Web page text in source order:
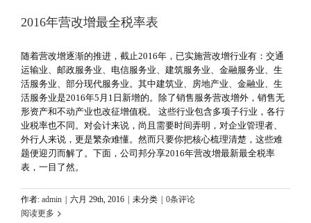
2016年营改增最全税率表
随着营改增逐渐的推进，截止2016年，已实施营改增行业有：交通
运输业、邮政服务业、电信服务业、建筑服务业、金融服务业、生
活服务业、部分现代服务业。其中建筑业、房地产业、金融业、生
活服务业是2016年5月1日新增的。除了销售服务营改增外，销售无
形资产和不动产业也改征增值税。 这些行业包含多项子行业，各行
业税率也不同。对会计来说，尚且需要时间弄明，对企业管理者、
外行人来说，更是繁杂难懂。然而只要你把核心梳理清楚，这些难
题便迎刃而解了。下面，公司邦分享2016年营改增最新最全税率
表，一目了然。
作者: admin 六月 29th, 2016 未分类
0条评论
阅读更多